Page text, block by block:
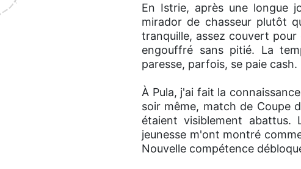
En Istrie, après une longue
mirador de chasseur plutôt
tranquille, assez couvert
engouffré sans pitié. La
paresse, parfois, se paie cash.
À Pula, j'ai fait la
soir même, match de Coupe
étaient visiblement abattus.
jeunesse m'ont montré
Nouvelle compétence